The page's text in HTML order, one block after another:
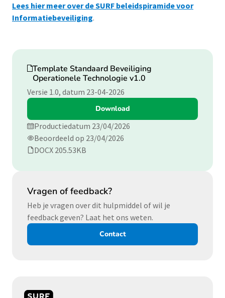
Lees hier meer over de SURF beleidspiramide voor
Informatiebeveiliging.
Download
Template Standaard Beveiliging
Operationele Technologie v1.0
Versie 1.0, datum 23-04-2026
Download
Productiedatum 23/04/2026
Beoordeeld op 23/04/2026
DOCX 205.53KB
Vragen of feedback?
Heb je vragen over dit hulpmiddel of wil je
feedback geven? Laat het ons weten.
Contact